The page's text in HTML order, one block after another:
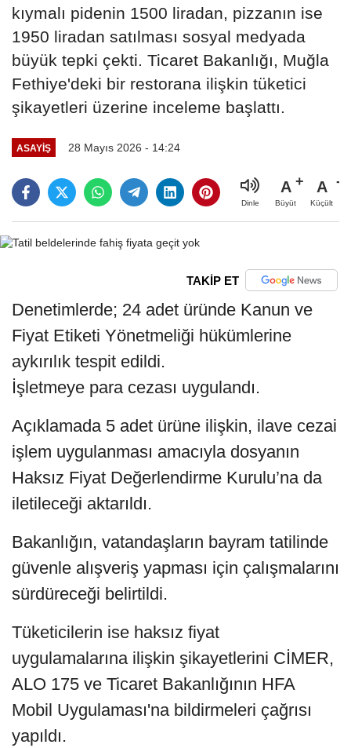
kıymalı pidenin 1500 liradan, pizzanın ise
1950 liradan satılması sosyal medyada
büyük tepki çekti. Ticaret Bakanlığı, Muğla
Fethiye'deki bir restorana ilişkin tüketici
şikayetleri üzerine inceleme başlattı.
ASAYIŞ 28 Mayıs 2026 - 14:24
Dinle
A
Büyüt
A
Küçült
TAKİP ET
Denetimlerde; 24 adet üründe Kanun ve
Fiyat Etiketi Yönetmeliği hükümlerine
aykırılık tespit edildi.
İşletmeye para cezası uygulandı.
Açıklamada 5 adet ürüne ilişkin, ilave cezai
işlem uygulanması amacıyla dosyanın
Haksız Fiyat Değerlendirme Kurulu’na da
iletileceği aktarıldı.
Bakanlığın, vatandaşların bayram tatilinde
güvenle alışveriş yapması için çalışmalarını
sürdüreceği belirtildi.
Tüketicilerin ise haksız fiyat
uygulamalarına ilişkin şikayetlerini CİMER,
ALO 175 ve Ticaret Bakanlığının HFA
Mobil Uygulaması'na bildirmeleri çağrısı
yapıldı.